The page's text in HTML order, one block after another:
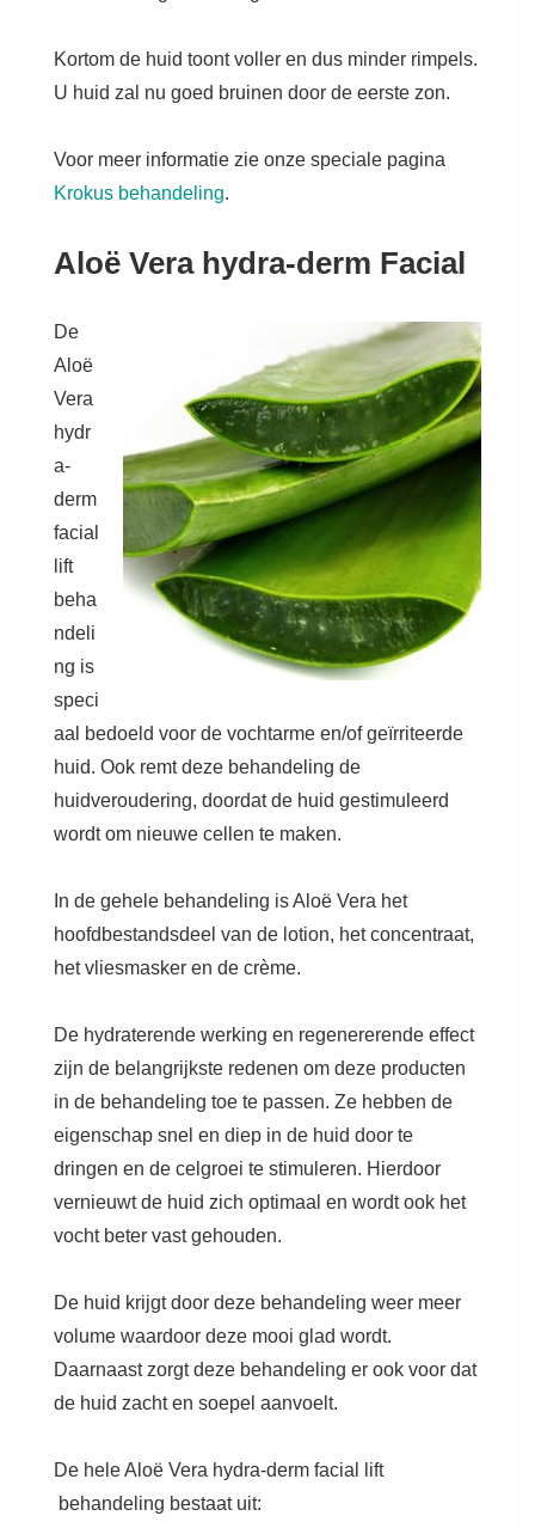
Kortom de huid toont voller en dus minder rimpels.
U huid zal nu goed bruinen door de eerste zon.
Voor meer informatie zie onze speciale pagina
Krokus behandeling.
Aloë Vera hydra-derm Facial
De
Aloë
Vera
hydr
a-
derm
facial
lift
beha
ndeli
ng is
speci
aal bedoeld voor de vochtarme en/of geïrriteerde
huid. Ook remt deze behandeling de
huidveroudering, doordat de huid gestimuleerd
wordt om nieuwe cellen te maken.
In de gehele behandeling is Aloë Vera het
hoofdbestandsdeel van de lotion, het concentraat,
het vliesmasker en de crème.
De hydraterende werking en regenererende effect
zijn de belangrijkste redenen om deze producten
in de behandeling toe te passen. Ze hebben de
eigenschap snel en diep in de huid door te
dringen en de celgroei te stimuleren. Hierdoor
vernieuwt de huid zich optimaal en wordt ook het
vocht beter vast gehouden.
De huid krijgt door deze behandeling weer meer
volume waardoor deze mooi glad wordt.
Daarnaast zorgt deze behandeling er ook voor dat
de huid zacht en soepel aanvoelt.
De hele Aloë Vera hydra-derm facial lift
behandeling bestaat uit: